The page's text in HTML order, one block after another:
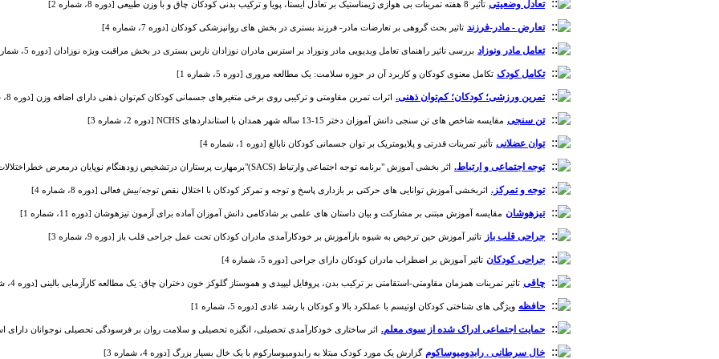
تعادل وضعیتی تأثیر 8 هفته تمرینات بی هوازی ژیمناستیک بر تعادل ایستا، پویا و ترکیب بدنی کودکان چاق و با وزن طبیعی [دوره 8، شماره 2]
تعارض - مادر-فرزند تاثیر بحث گروهی بر تعارضات مادر- فرزند بستری در بخش های روانپزشکی کودکان [دوره 7، شماره 4]
تعامل مادر ونوزاد بررسی تاثیر راهنمای تعامل ویدیویی مادر ونوزاد بر استرس مادران نوزادان نارس بستری در بخش مراقبت ویژه نوزادان [دوره 5، شماره 2]
تکامل کودک تکامل معنوی کودکان و کاربرد آن در حوزه سلامت: یک مطالعه مروری [دوره 5، شماره 1]
تمرین ورزشی؛ کودکان؛ کم‌توان ذهنی. اثرات تمرین مقاومتی و ترکیبی روی برخی متغیرهای جسمانی کودکان کم‌توان ذهنی دارای اضافه وزن [دوره 8، شماره 1]
تن سنجی مقایسه شاخص های تن سنجی دانش آموزان دختر 15-13 ساله شهر همدان با استانداردهای NCHS [دوره 2، شماره 3]
توان عضلانی تأثیر تمرینات قدرتی و پلایومتریک بر توان جسمانی کودکان نابالغ [دوره 1، شماره 4]
توجه اجتماعی و ارتباط. اثر بخشی آموزش "برنامه توجه اجتماعی وارتباط (SACS)"برمهارت پرستاران درتشخیص زودهنگام نوپایان درمعرض خطراختلالات طیف اتیسم [دوره 3، شماره 3]
توجه و تمرکز. اثربخشی آموزش توانایی های حرکتی بر بازداری پاسخ و توجه و تمرکز کودکان با اختلال نقص توجه/بیش فعالی [دوره 8، شماره 4]
تیزهوشان مقایسه آموزش مبتنی بر مشارکت و بیان داستان های علمی بر شادکامی دانش آموزان آماده برای آزمون تیزهوشان [دوره 11، شماره 1]
جراحی قلب باز تاثیر آموزش حین ترخیص به شیوه بازآموزش بر خودکارآمدی مادران کودکان تحت عمل جراحی قلب باز [دوره 9، شماره 3]
جراحی کودکان تاثیر آموزش بر اضطراب مادران کودکان دارای جراحی [دوره 5، شماره 4]
چاقی تاثیر تمرینات همزمان مقاومتی-استقامتی بر ترکیب بدن، پروفایل لیپیدی و هموستاز گلوکز خون دختران چاق: یک مطالعه کارآزمایی بالینی [دوره 4، شماره 4]
حافظه ویژگی های شناختی کودکان اوتیسم با عملکرد بالا و کودکان با رشد عادی [دوره 5، شماره 1]
حمایت اجتماعی ادراک شده از سوی معلم. اثر ساختاری خودکارآمدی تحصیلی، انگیزه تحصیلی و سلامت روان بر فرسودگی تحصیلی نوجوانان دارای
خال سرطانی . رابدومیوساکوم گزارش یک مورد کودک مبتلا به رابدومیوسارکوم با یک خال بسیار بزرگ [دوره 4، شماره 3]